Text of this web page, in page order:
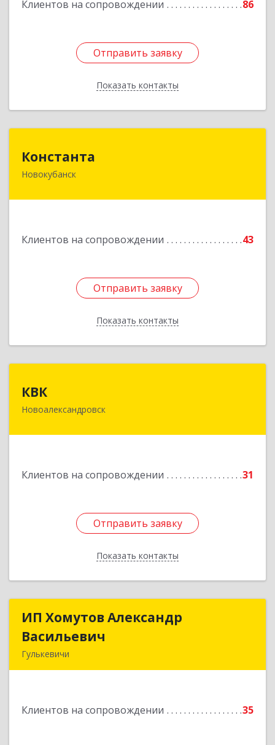
Клиентов на сопровождении 86
Отправить заявку
Показать контакты
Отправить заявку
Назад
Константа
Новокубанск
Клиентов на сопровождении 43
Отправить заявку
Показать контакты
352240, Краснодарский край, Новокубанск г,
Отправить заявку
Назад
КВК
Новоалександровск
Клиентов на сопровождении 31
Отправить заявку
Показать контакты
Подробнее
Отправить заявку
Назад
ИП Хомутов Александр
Васильевич
Гулькевичи
Клиентов на сопровождении 35
ИП Хомутов Александр
Подробнее